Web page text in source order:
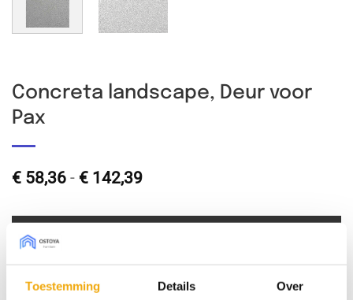
Toestemming Details Over
Concreta landscape, Deur voor
Pax
€ 58,36 - € 142,39Prijsklasse:
€ 142,39
Type front